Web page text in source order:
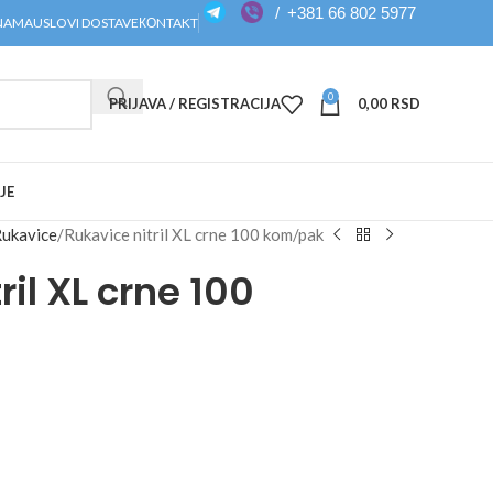
USLOVI DOSTAVEКОNTAKT
/ +381 66 802 5977
PRIJAVA / REGISTRACIJA 0 0,00 RSD
Rukavice nitril XL crne 100 kom/pak
XL crne 100